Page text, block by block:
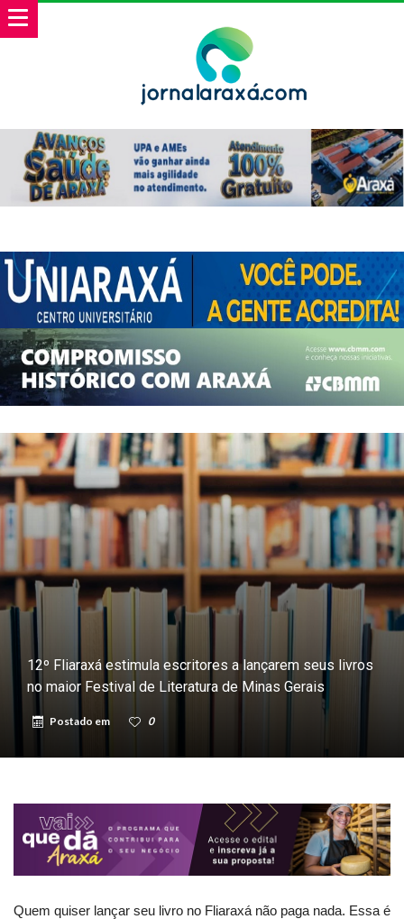
12º Fliaraxá estimula escritores a lançarem seus livros
no maior Festival de Literatura de Minas Gerais
Postado em 0
Quem quiser lançar seu livro no Fliaraxá não paga nada. Essa é